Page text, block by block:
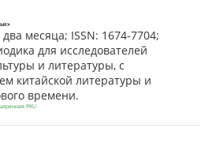
месяца; ISSN: 1674-7704;
для исследователей
и литературы, с
китайской литературы и
времени.
PKU